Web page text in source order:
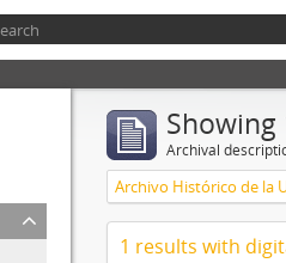
Showing
Archival
Archivo Histórico de la
1 results with